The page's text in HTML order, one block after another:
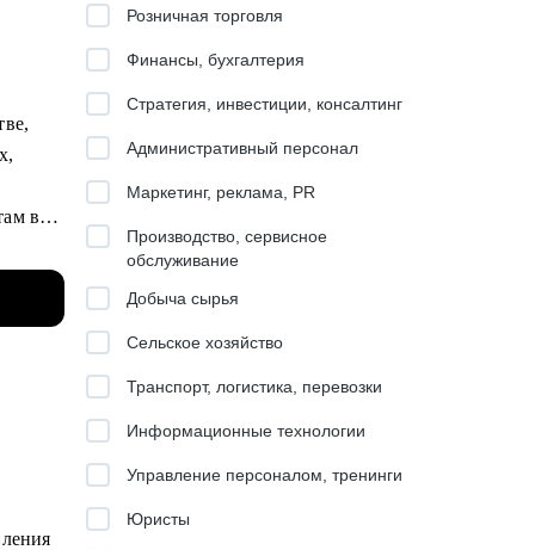
в
Розничная торговля
Финансы, бухгалтерия
Стратегия, инвестиции, консалтинг
Административный персонал
Маркетинг, реклама, PR
Производство, сервисное
обслуживание
Добыча сырья
Сельское хозяйство
Транспорт, логистика, перевозки
Информационные технологии
Управление персоналом, тренинги
Юристы